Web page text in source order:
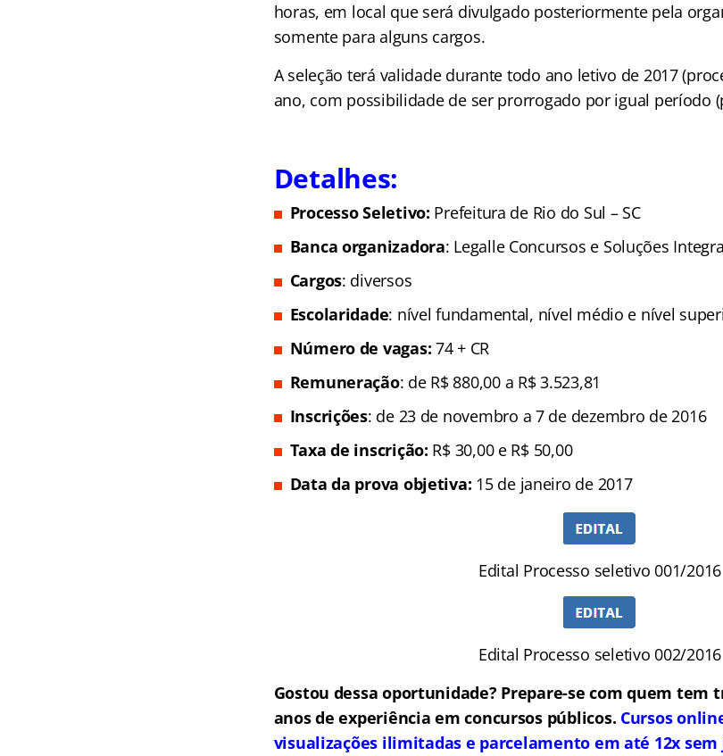
horas, em local que será divulgado posteriormente pela
somente para alguns cargos.
A seleção terá validade durante todo ano letivo de 2017
ano, com possibilidade de ser prorrogado por igual período
Detalhes:
Processo Seletivo: Prefeitura de Rio do Sul – SC
Banca organizadora: Legalle Concursos e Soluções
Cargos: diversos
Escolaridade: nível fundamental, nível médio e nível
Número de vagas:74 + CR
Remuneração: de R$ 880,00 a R$ 3.523,81
Inscrições: de 23 de novembro a 7 de dezembro de 2016
Taxa de inscrição: R$ 30,00 e R$ 50,00
Data da prova objetiva: 15 de janeiro de 2017
Edital Processo seletivo 001/2016
Edital Processo seletivo 002/2016
Gostou dessa oportunidade? Prepare-se com quem tem
anos de experiência em concursos públicos. Cursos
visualizações ilimitadas e parcelamento em até 12x sem